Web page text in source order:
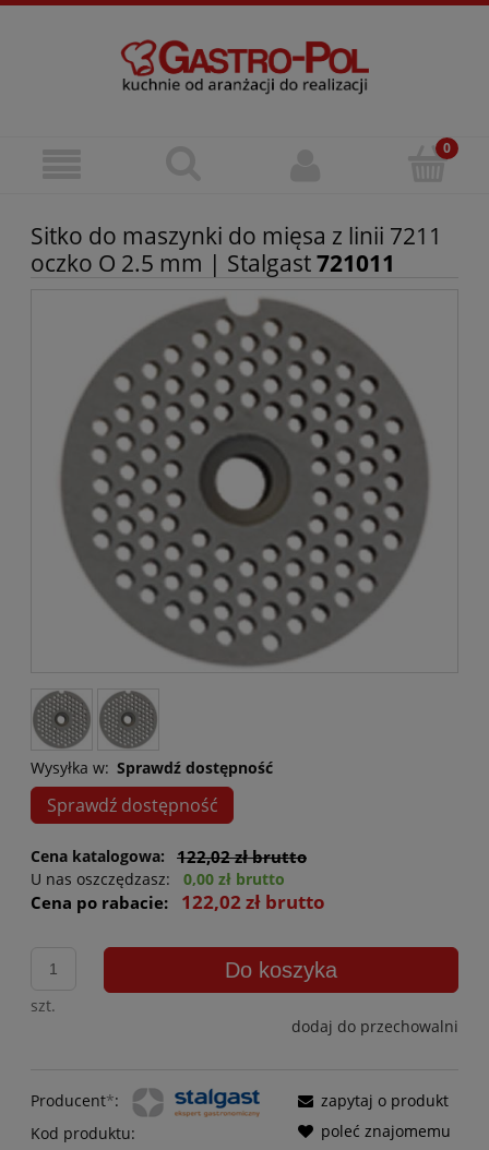
Sitko do maszynki do mięsa z linii 7211
oczko O 2.5 mm | Stalgast721011
Wysyłka w: Sprawdź dostępność
Sprawdź dostępność
Cena katalogowa: 122,02 zł brutto
U nas oszczędzasz: 0,00 zł brutto
Cena po rabacie: 122,02 zł brutto
szt.
Do koszyka
dodaj do przechowalni
Producent*:
Kod produktu:
zapytaj o produkt
poleć znajomemu